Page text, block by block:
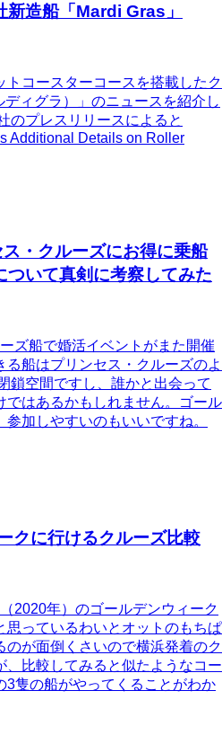
造船「Mardi Gras」
コースターコースを搭載したク
ィグラ）」のニュースを紹介し
のプレスリリースによると
Additional Details on Roller
・クルーズにお得に乗船
ついて真剣に考察してみた
ズ船で婚活イベントがまた開催
る船はプリンセス・クルーズのよ
鎖空間ですし、誰かと出会って
ではあるかもしれません。ゴール
加しやすいのもいいですね。
クに行けるクルーズ比較
2020年）のゴールデンウィーク
思っているわいとオットのもちぱ
のが面倒くさいので横浜発着のク
、比較してみると似たようなコー
3隻の船がやってくることがわか